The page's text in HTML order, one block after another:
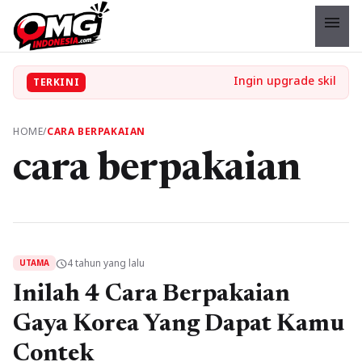
menu
TERKINI
HOME/CARA BERPAKAIAN
cara berpakaian
UTAMA schedule4 tahun yang lalu
Inilah 4 Cara Berpakaian
Gaya Korea Yang Dapat Kamu
Contek